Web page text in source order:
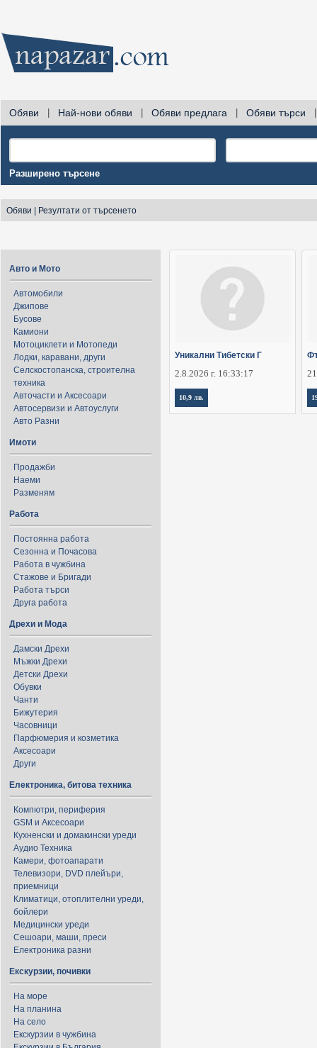
Обяви Най-нови обяви Обяви предлага Обяви търси
Разширено търсене
Обяви Резултати от търсенето
Авто и Мото
Автомобили
Джипове
Бусове
Камиони
Мотоциклети и Мотопеди
Лодки, каравани, други
Селскостопанска, строителна
техника
Авточасти и Аксесоари
Автосервизи и Автоуслуги
Авто Разни
Имоти
Продажби
Наеми
Разменям
Работа
Постоянна работа
Сезонна и Почасова
Работа в чужбина
Стажове и Бригади
Работа търси
Друга работа
Дрехи и Мода
Дамски Дрехи
Мъжки Дрехи
Детски Дрехи
Обувки
Чанти
Бижутерия
Часовници
Парфюмерия и козметика
Аксесоари
Други
Електроника, битова техника
Компютри, периферия
GSM и Аксесоари
Кухненски и домакински уреди
Аудио Техника
Камери, фотоапарати
Телевизори, DVD плейъри,
приемници
Климатици, отоплителни уреди,
бойлери
Медицински уреди
Сешоари, маши, преси
Електроника разни
Екскурзии, почивки
На море
На планина
На село
Екскурзии в чужбина
Уникални Тибетски Г
2.8.2026 г. 16:33:17
10,9 лв.